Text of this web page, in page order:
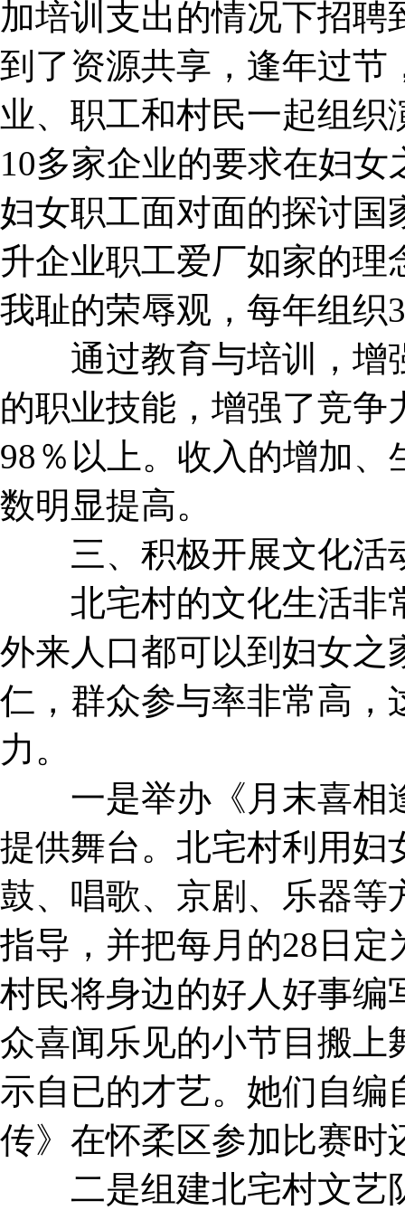
加培训支出的情况下招
到了资源共享，逢年过节
业、职工和村民一起组
10多家企业的要求在妇
妇女职工面对面的探讨国
升企业职工爱厂如家的
我耻的荣辱观，每年组织
通过教育与培训，增
的职业技能，增强了竞
98％以上。收入的增加
数明显提高。
三、积极开展文化活
北宅村的文化生活非
外来人口都可以到妇女之
仁，群众参与率非常高，
力。
一是举办《月末喜相
提供舞台。北宅村利用妇
鼓、唱歌、京剧、乐器等
指导，并把每月的28日
村民将身边的好人好事编
众喜闻乐见的小节目搬上
示自已的才艺。她们自编
传》在怀柔区参加比赛时
二是组建北宅村文艺